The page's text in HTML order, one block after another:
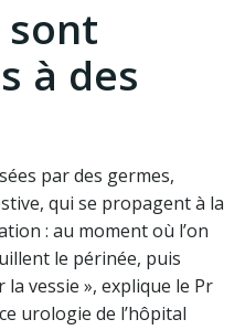
sont
à des
par des germes,
qui se propagent à la
: au moment où l’on
le périnée, puis
vessie », explique le Pr
urologie de l’hôpital